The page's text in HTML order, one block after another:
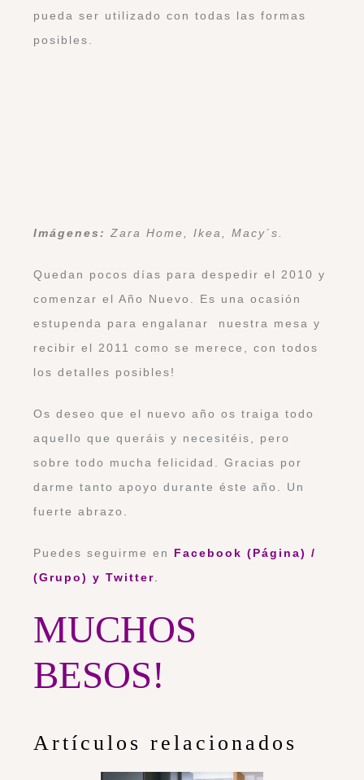
pueda ser utilizado con todas las formas
posibles.
Imágenes: Zara Home, Ikea, Macy´s.
Quedan pocos días para despedir el 2010 y
comenzar el Año Nuevo. Es una ocasión
estupenda para engalanar nuestra mesa y
recibir el 2011 como se merece, con todos
los detalles posibles!
Os deseo que el nuevo año os traiga todo
aquello que queráis y necesitéis, pero
sobre todo mucha felicidad. Gracias por
darme tanto apoyo durante éste año. Un
fuerte abrazo.
Puedes seguirme en Facebook (Página) /
(Grupo) y Twitter
MUCHOS
BESOS!
Artículos relacionados